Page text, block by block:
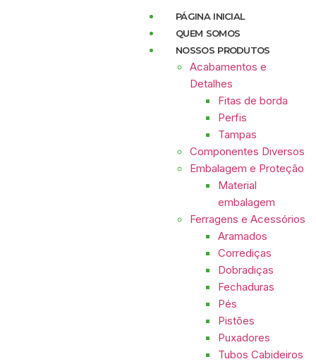
PÁGINA INICIAL
QUEM SOMOS
NOSSOS PRODUTOS
Acabamentos e
Detalhes
Fitas de borda
Perfis
Tampas
Componentes Diversos
Embalagem e Proteção
Material
embalagem
Ferragens e Acessórios
Aramados
Corrediças
Dobradiças
Fechaduras
Pés
Pistões
Puxadores
Tubos Cabideiros